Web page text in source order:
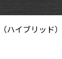
ハイブリッド）